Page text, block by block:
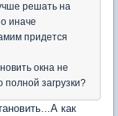
решать на
иначе
придется
окна не
полной загрузки?
как